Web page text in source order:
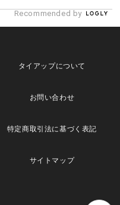
Recommended by
タイアップについて
お問い合わせ
特定商取引法に基づく表記
サイトマップ